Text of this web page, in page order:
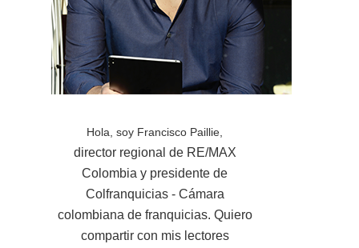
Hola, soy Francisco Paillie,
director regional de RE/MAX
Colombia y presidente de
Colfranquicias - Cámara
colombiana de franquicias. Quiero
compartir con mis lectores